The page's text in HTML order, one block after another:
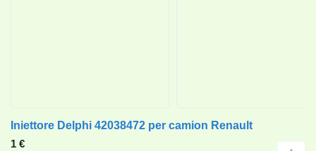
Iniettore Delphi 42038472 per camion Renault
1 €